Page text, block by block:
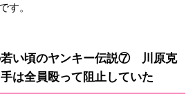
す。
若い頃のヤンキー伝説⑦ 川原克
は全員殴って阻止していた